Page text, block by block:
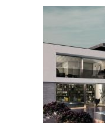
BIKEBOX
ROTTWEIL